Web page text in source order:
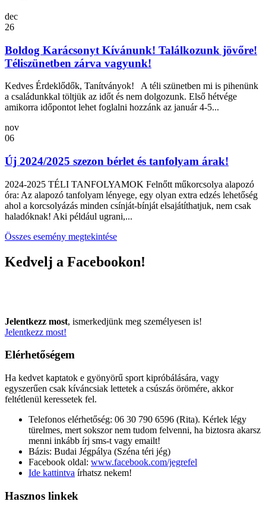
dec
26
Boldog Karácsonyt Kívánunk! Találkozunk jövőre!
Téliszünetben zárva vagyunk!
Kedves Érdeklődők, Tanítványok! A téli szünetben mi is pihenünk
a családunkkal töltjük az időt és nem dolgozunk. Első hétvége
amikorra időpontot lehet foglalni hozzánk az január 4-5...
nov
06
Új 2024/2025 szezon bérlet és tanfolyam árak!
2024-2025 TÉLI TANFOLYAMOK Felnőtt műkorcsolya alapozó
óra: Az alapozó tanfolyam lényege, egy olyan extra edzés lehetőség
ahol a korcsolyázás minden csínját-bínját elsajátíthatjuk, nem csak
haladóknak! Aki például ugrani,...
Összes esemény megtekintése
Kedvelj a Facebookon!
Jelentkezz most, ismerkedjünk meg személyesen is!
Jelentkezz most!
Elérhetőségem
Ha kedvet kaptatok e gyönyörű sport kipróbálására, vagy
egyszerűen csak kíváncsiak lettetek a csúszás örömére, akkor
feltétlenül keressetek fel.
Telefonos elérhetőség: 06 30 790 6596 (Rita). Kérlek légy
türelmes, mert sokszor nem tudom felvenni, ha biztosra akarsz
menni inkább írj sms-t vagy emailt!
Bázis: Budai Jégpálya (Széna téri jég)
Facebook oldal: www.facebook.com/jegrefel
Ide kattintva írhatsz nekem!
Hasznos linkek